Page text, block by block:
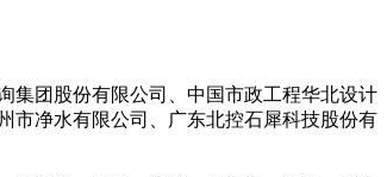
集团股份有限公司、中国市政工程华北设计
市净水有限公司、广东北控石犀科技股份有